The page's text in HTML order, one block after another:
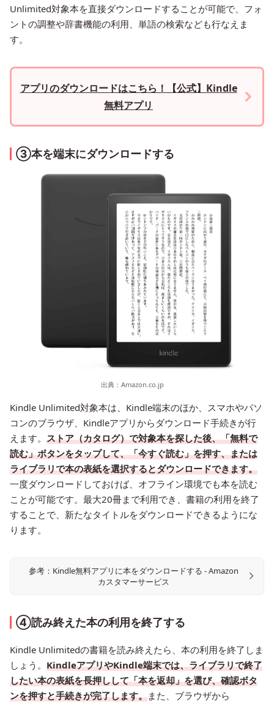
Unlimited対象本を直接ダウンロードすることが可能で、フォ
ントの調整や辞書機能の利用、単語の検索なども行なえま
す。
アプリのダウンロードはこちら！【公式】Kindle
無料アプリ
③本を端末にダウンロードする
出典： Amazon.co.jp
Kindle Unlimited対象本は、Kindle端末のほか、スマホやパソ
コンのブラウザ、Kindleアプリからダウンロード手続きが行
えます。 ストア（カタログ）で対象本を探した後、「無料で
読む」ボタンをタップして、「今すぐ読む」を押す、または
ライブラリで本の表紙を選択するとダウンロードできます。
一度ダウンロードしておけば、オフライン環境でも本を読む
ことが可能です。最大20冊まで利用でき、書籍の利用を終了
することで、新たなタイトルをダウンロードできるようにな
ります。
参考：Kindle無料アプリに本をダウンロードする - Amazon
カスタマーサービス
④読み終えた本の利用を終了する
Kindle Unlimitedの書籍を読み終えたら、本の利用を終了しま
しょう。 KindleアプリやKindle端末では、ライブラリで終了
したい本の表紙を長押しして「本を返却」を選び、確認ボタ
ンを押すと手続きが完了します。また、ブラウザから